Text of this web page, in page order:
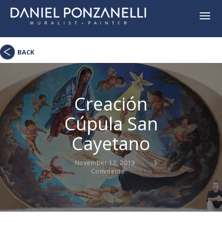
BACK
Creación
Cúpula San
Cayetano
November 12, 2013
3
Comments